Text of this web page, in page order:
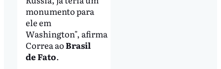
monumento para
ele em
Washington", afirma
Correa aoBrasil
de Fato.